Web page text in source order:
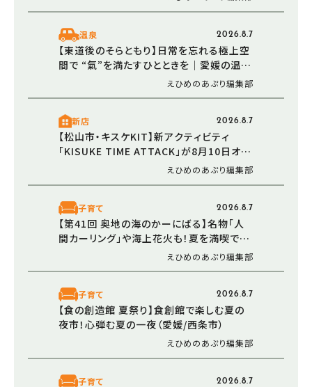
温泉 2026.8.7
【東道後のそらともり】日常を忘れる極上空
間で “氣”を満たすひとときを｜愛媛の温泉
えひめのあぷり編集部
新店 2026.8.7
【松山市・キスケKIT】新アクティビティ
「KISUKE TIME ATTACK」が8月10日オー
プン！ 走る・登る・くぐる――全身で障害物に挑
えひめのあぷり編集部
子育て 2026.8.7
【第41回 奥地の海のかーにばる】名物「人
間カーリング」や海上花火も！夏を満喫でき
る恒例イベント（愛媛/西予市）えひめのあぷり編集部
子育て 2026.8.7
【食の創造館 夏祭り】食創館で楽しむ夏の
夜市！心弾む夏の一夜（愛媛/西条市）
えひめのあぷり編集部
子育て 2026.8.7